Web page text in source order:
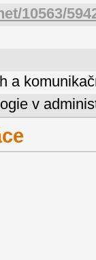
10563/
a
v